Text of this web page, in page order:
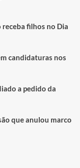
filhos no Dia
candidaturas nos
a pedido da
que anulou marco